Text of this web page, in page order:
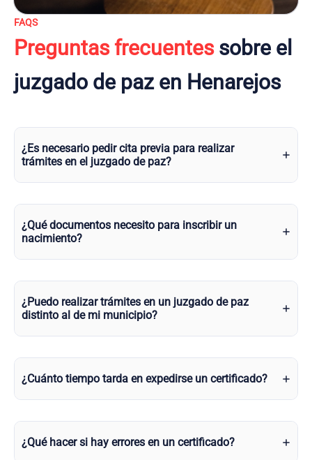
FAQS
Preguntas frecuentessobre el
juzgado de paz en Henarejos
¿Es necesario pedir cita previa para realizar
trámites en el juzgado de paz?
¿Qué documentos necesito para inscribir un
nacimiento?
¿Puedo realizar trámites en un juzgado de paz
distinto al de mi municipio?
¿Cuánto tiempo tarda en expedirse un certificado?
¿Qué hacer si hay errores en un certificado?